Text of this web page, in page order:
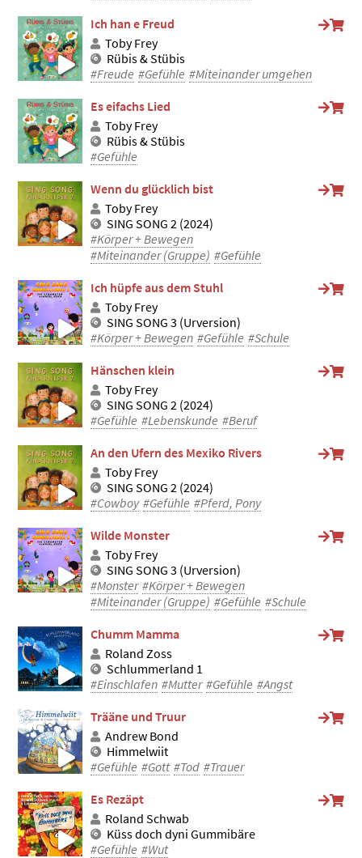
Ich han e Freud
Toby Frey
Rübis & Stübis
#Freude #Gefühle #Miteinander umgehen
Es eifachs Lied
Toby Frey
Rübis & Stübis
#Gefühle
Wenn du glücklich bist
Toby Frey
SING SONG 2 (2024)
#Körper + Bewegen
#Miteinander (Gruppe) #Gefühle
Ich hüpfe aus dem Stuhl
Toby Frey
SING SONG 3 (Urversion)
#Körper + Bewegen #Gefühle #Schule
Hänschen klein
Toby Frey
SING SONG 2 (2024)
#Gefühle #Lebenskunde #Beruf
An den Ufern des Mexiko Rivers
Toby Frey
SING SONG 2 (2024)
#Cowboy #Gefühle #Pferd, Pony
Wilde Monster
Toby Frey
SING SONG 3 (Urversion)
#Monster #Körper + Bewegen
#Miteinander (Gruppe) #Gefühle #Schule
Chumm Mamma
Roland Zoss
Schlummerland 1
#Einschlafen #Mutter #Gefühle #Angst
Trääne und Truur
Andrew Bond
Himmelwiit
#Gefühle #Gott #Tod #Trauer
Es Rezäpt
Roland Schwab
Küss doch dyni Gummibäre
#Gefühle #Wut